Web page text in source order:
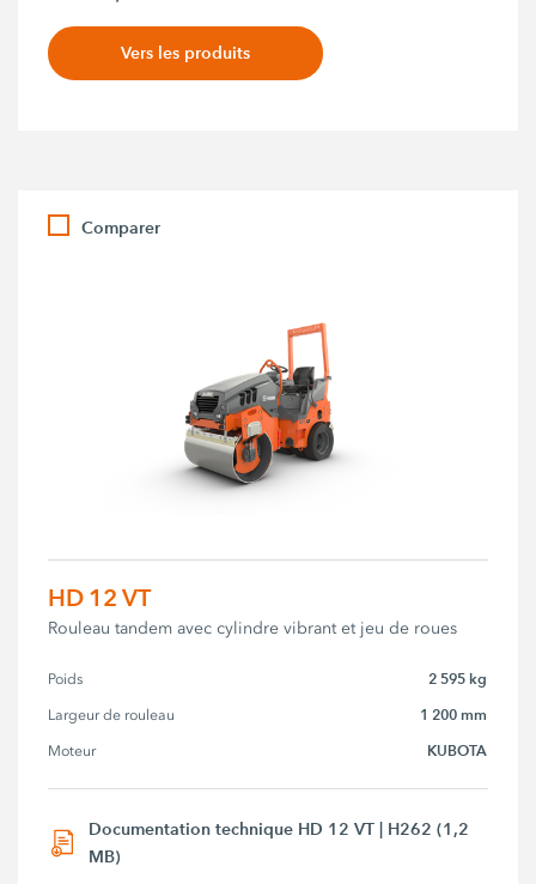
Vers les produits
Comparer
HD 12 VT
Rouleau tandem avec cylindre vibrant et jeu de roues
Poids 2 595 kg
Largeur de rouleau 1 200 mm
Moteur KUBOTA
Documentation technique HD 12 VT | H262 (1,2
MB)